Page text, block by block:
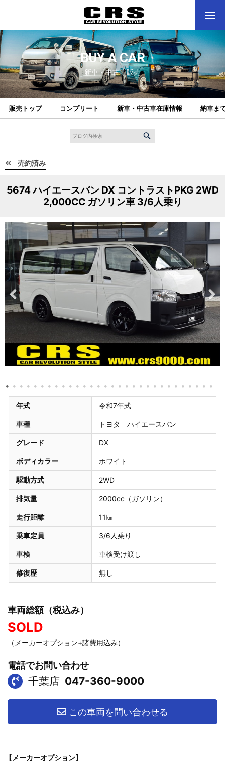
BUY A CAR
新車・中古車販売
販売トップ コンプリート 新車・中古車在庫情報 納車ま
売約済み
5674 ハイエースバン DX コントラストPKG 2WD
2,000CC ガソリン車 3/6人乗り
年式 令和7年式
車種 トヨタ ハイエースバン
グレード DX
ボディカラー ホワイト
駆動方式 2WD
排気量 2000cc（ガソリン）
走行距離 11㎞
乗車定員 3/6人乗り
車検 車検受け渡し
修復歴 無し
車両総額（税込み）
SOLD
（メーカーオプション+諸費用込み）
電話でお問い合わせ
千葉店 047-360-9000
この車両を問い合わせる
【メーカーオプション】